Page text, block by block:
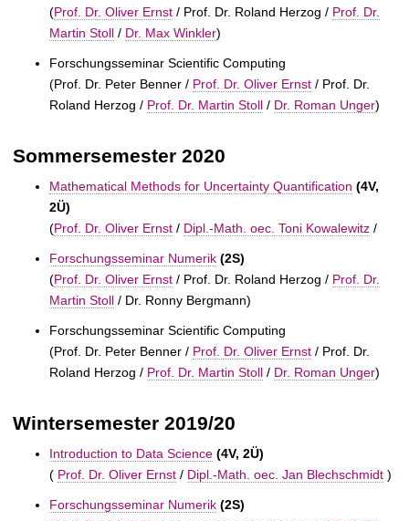
(Prof. Dr. Oliver Ernst / Prof. Dr. Roland Herzog / Prof. Dr.
Martin Stoll / Dr. Max Winkler)
Forschungsseminar Scientific Computing
(Prof. Dr. Peter Benner / Prof. Dr. Oliver Ernst / Prof. Dr.
Roland Herzog / Prof. Dr. Martin Stoll / Dr. Roman Unger)
Sommersemester 2020
Mathematical Methods for Uncertainty Quantification (4V,
2Ü)
(Prof. Dr. Oliver Ernst / Dipl.-Math. oec. Toni Kowalewitz /
Forschungsseminar Numerik (2S)
(Prof. Dr. Oliver Ernst / Prof. Dr. Roland Herzog / Prof. Dr.
Martin Stoll / Dr. Ronny Bergmann)
Forschungsseminar Scientific Computing
(Prof. Dr. Peter Benner / Prof. Dr. Oliver Ernst / Prof. Dr.
Roland Herzog / Prof. Dr. Martin Stoll / Dr. Roman Unger)
Wintersemester 2019/20
Introduction to Data Science (4V, 2Ü)
( Prof. Dr. Oliver Ernst / Dipl.-Math. oec. Jan Blechschmidt )
Forschungsseminar Numerik (2S)